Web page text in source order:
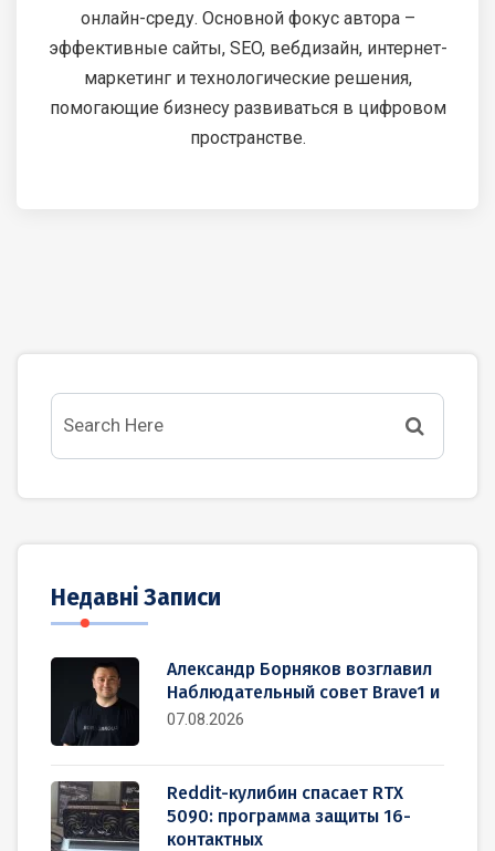
онлайн-среду. Основной фокус автора –
эффективные сайты, SEO, вебдизайн, интернет-
маркетинг и технологические решения,
помогающие бизнесу развиваться в цифровом
пространстве.
Недавні Записи
Александр Борняков возглавил
Наблюдательный совет Brave1 и
07.08.2026
Reddit-кулибин спасает RTX
5090: программа защиты 16-
контактных